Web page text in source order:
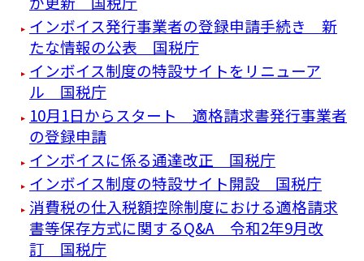
インボイス発行事業者の登録申請手続き 新
たな情報の公表 国税庁
インボイス制度の特設サイトをリニューア
ル 国税庁
10月1日からスタート 適格請求書発行事業者
の登録申請
インボイスに係る通達改正 国税庁
インボイス制度の特設サイト開設 国税庁
消費税の仕入税額控除制度における適格請求
書等保存方式に関するQ&A 令和2年9月改
訂 国税庁